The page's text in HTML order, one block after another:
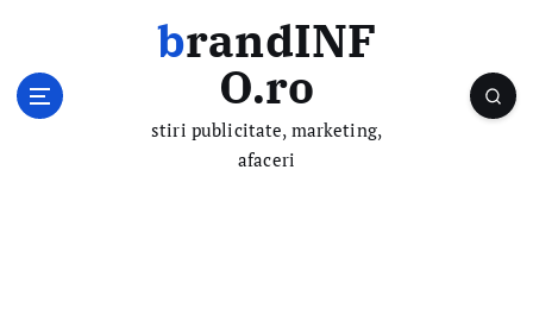
brandINF
O.ro
stiri publicitate, marketing,
afaceri